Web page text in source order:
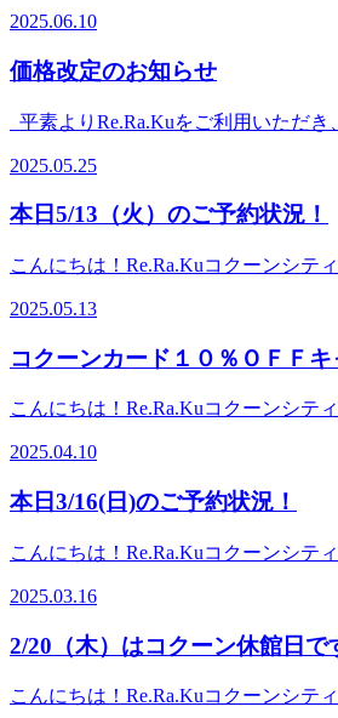
都心＿コクーンシティ＿大宮＿北浦
ま新都心＿コクーンシティ＿大宮＿
ま新都心＿コクーンシティ＿大宮＿北
ック(60分×15回分)】通常:115,500円→
得!✓有効期限は「使用日からスター
11/21(金)～11/25(火)の5日間限定!コ
ーー✓カードでのお支払い⇒お引き落
術・ギフトパックすべて対象✓カー
当日発行OK5日間だけの大変お得な
ー・・ーー・・ーー・・ーー・・ー
曜限定)ーー・・ーー・・ーー・・ー
様限定で、木曜日に40分以上のコー
合・他特典との併用時は最大20分ま
ーー11月後半は気温が下がり、疲れ
機会にご利用くださいませスタッフ
Days」を開催いたします！期間中、
10％OFF！ 当店で販売させていただ
フットケアで使える【健康ギフトパ
回パック【60分チケット5回分】
回分】：¥68,000(税込）→¥61,200（
→¥89,100（¥9900円お得★）是非この
スタートですので、購入のみの来店
お持ちでない方は、当日発行も可能
ティカードセゾンカウンターへ足を
ャンペーンは9月26日から5日間限定
の機会にリラクのボディケアをお試し
すよね…本格的な夏の暑さもいやです
定な時期も体調崩しそうでいやです
東は今日で梅雨入りのようです。こ
のも疲れが溜まってしまいますよね
に、そして本格的な夏の暑さに備え
リラクでお身体のメンテナンスをし
ご来店をお待ちしております！★6月
時間★ 16：00～ OK！（15時時点
能時間★☆ 17：20～ OK！（15時時
ン2 3F【電話】: 048-788-1120【アク
店がございます（さいたま新都心駅
都心＿コクーンシティ＿大宮＿北浦
ま新都心＿コクーンシティ＿大宮＿
ま新都心＿コクーンシティ＿大宮＿
2025.06.10
価格改定のお知らせ
平素よりRe.Ra.Kuをご利用いただ
質の向上を目的として、２０２５年
ューの内容及び価格を改定いたしま
る施術をご提供するため、お悩みに
に努めてまいります。改定後の詳細
ブサイト（6月中旬より）にてご確認
い。今後も皆さまに安心してご利用
いります。何卒ご理解賜りますよう
す
ィ コクーン2 3F【電話】: 048-788-
ート横に当店がございます（さいた
ま新都心＿コクーンシティ＿大宮＿
ま新都心＿コクーンシティ＿大宮＿
2025.05.25
本日5/13（火）のご予約状況！
こんにちは！Re.Ra.Kuコクーンシテ
べてみたところ、『一汁三菜の日』
う意味ですが、みなさんはバランス
って定められていますが、それと比
分や脂質の摂取が多く、そしてカル
ても大事ですが、運動も大事とは言
分かっていてもなかなかできない方
くは逆に、運動をたくさんして疲れ
い！ お身体をほぐされると、凝り固
のと近い状態になりますので、運動
す！ お疲れが溜まった際は、ぜひ溜
2025.05.13
コクーンカード１０％ＯＦＦ
こんにちは！Re.Ra.Kuコクーンシテ
い笑顔で営業中です♪－－－－桜も散
訪れる頃に嬉しいお知らせです♪4月
ンカード10％OFFが始まります！コ
落とし時に１０％OFFされます。 さ
いる健康ギフトパックも超お得！！
格でしたがさらに10％OFF！！→￥
り11,250円お得！！)是非ご購入くだ
クの有効期限は購入日ではなく使用
2025.04.10
本日3/16(日)のご予約状況！
こんにちは！Re.Ra.Kuコクーンシテ
う半分過ぎましたね。3月からは雪が
かったり、本当に参ってしまいます
ろいろやるべきことに追われたり、4
は花粉症にまさに悩まされている最
2025.03.16
2/20（木）はコクーン休館日で
こんにちは！Re.Ra.Kuコクーンシテ